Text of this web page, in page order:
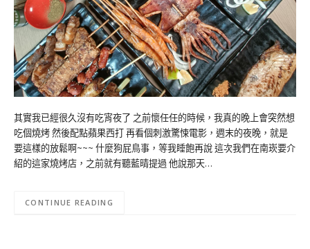
其實我已經很久沒有吃宵夜了 之前懷任任的時候，我真的晚上會突然想
吃個燒烤 然後配點蘋果西打 再看個刺激驚悚電影，週末的夜晚，就是
要這樣的放鬆啊~~~ 什麼狗屁鳥事，等我睡飽再說 這次我們在南崁要介
紹的這家燒烤店，之前就有聽藍晴提過 他說那天…
CONTINUE READING